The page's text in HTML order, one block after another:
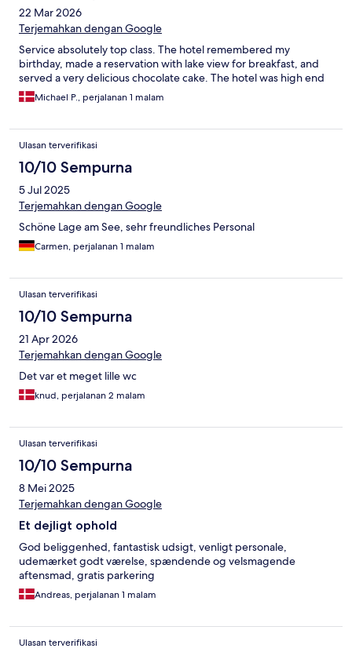
22 Mar 2026
Terjemahkan dengan Google
Service absolutely top class. The hotel remembered my
birthday, made a reservation with lake view for breakfast, and
served a very delicious chocolate cake. The hotel was high end
Michael P., perjalanan 1 malam
Ulasan terverifikasi
10/10 Sempurna
5 Jul 2025
Terjemahkan dengan Google
Schöne Lage am See, sehr freundliches Personal
Carmen, perjalanan 1 malam
Ulasan terverifikasi
10/10 Sempurna
21 Apr 2026
Terjemahkan dengan Google
Det var et meget lille wc
knud, perjalanan 2 malam
Ulasan terverifikasi
10/10 Sempurna
8 Mei 2025
Terjemahkan dengan Google
Et dejligt ophold
God beliggenhed, fantastisk udsigt, venligt personale,
udemærket godt værelse, spændende og velsmagende
aftensmad, gratis parkering
Andreas, perjalanan 1 malam
Ulasan terverifikasi